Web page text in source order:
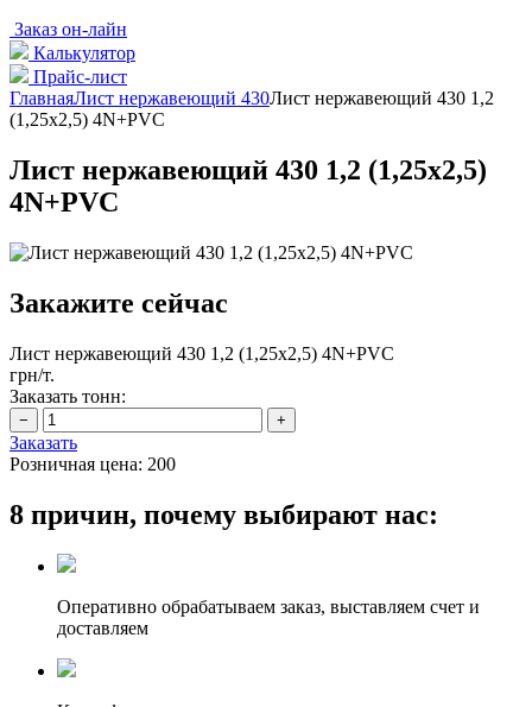
Заказ он-лайн
Калькулятор
Прайс-лист
ГлавнаяЛист нержавеющий 430Лист нержавеющий 430 1,2
(1,25х2,5) 4N+PVC
Лист нержавеющий 430 1,2 (1,25х2,5)
4N+PVC
Закажите сейчас
Лист нержавеющий 430 1,2 (1,25х2,5) 4N+PVC
грн/т.
Заказать тонн:
Заказать
Розничная цена: 200
8 причин, почему выбирают нас:
Оперативно обрабатываем заказ, выставляем счет и
доставляем